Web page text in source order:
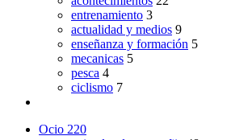
entrenamiento 3
actualidad y medios 9
enseñanza y formación 5
mecanicas 5
pesca 4
ciclismo 7
Ocio 220